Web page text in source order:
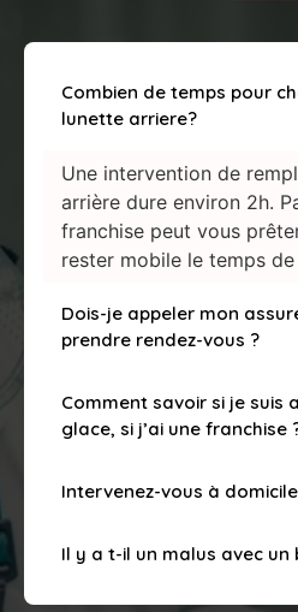
Combien de temps pour
lunette arriere?
Une intervention de
arrière dure environ 2h.
franchise peut vous
rester mobile le temps de
Dois-je appeler mon
prendre rendez-vous ?
Comment savoir si je suis
glace, si j’ai une franchise
Intervenez-vous à
Il y a t-il un malus avec un